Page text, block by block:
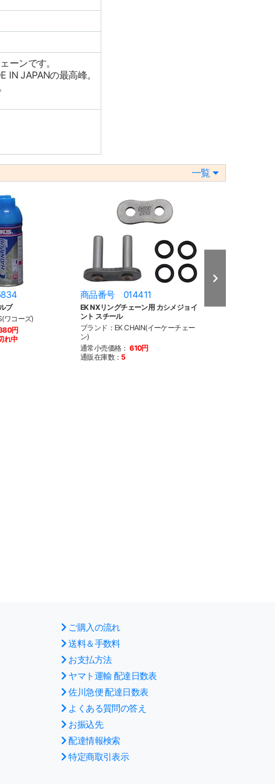
ーンです。
IN JAPANの最高峰。
一覧
ブ
ワコーズ)
円
れ中
商品番号 014411
EK NXリングチェーン用 カシメジョイ
ント スチール
ブランド：EK CHAIN(イーケーチェー
ン)
通常小売価格： 610円
通販在庫数：5
EK NXリングチェ
ご購入の流れ
送料＆手数料
お支払方法
ヤマト運輸 配達日数表
佐川急便 配達日数表
よくある質問の答え
お振込先
配達情報検索
特定商取引表示